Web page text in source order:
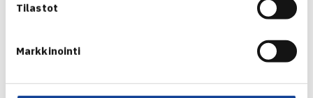
Tilastot
Markkinointi